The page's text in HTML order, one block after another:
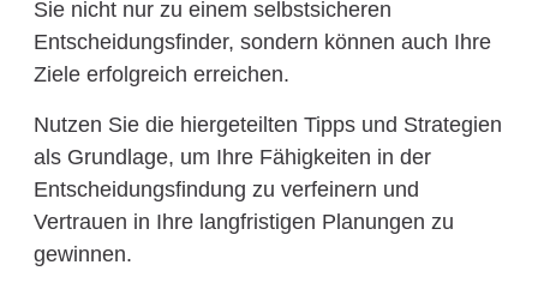
Sie nicht nur zu einem selbstsicheren
Entscheidungsfinder, sondern können auch Ihre
Ziele erfolgreich erreichen.
Nutzen Sie die hiergeteilten Tipps und Strategien
als Grundlage, um Ihre Fähigkeiten in der
Entscheidungsfindung zu verfeinern und
Vertrauen in Ihre langfristigen Planungen zu
gewinnen.